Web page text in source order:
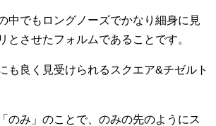
中でもロングノーズでかなり細身に見
とさせたフォルムであることです。
も良く見受けられるスクエア&チゼルト
のみ」のことで、のみの先のようにス